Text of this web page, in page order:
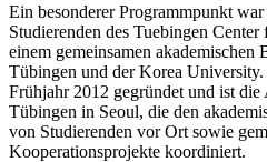
Ein besonderer Programmpunkt
Studierenden des Tuebingen
einem gemeinsamen
Tübingen und der Korea
Frühjahr 2012 gegründet und ist
Tübingen in Seoul, die den
von Studierenden vor Ort sowie
Kooperationsprojekte koordiniert.